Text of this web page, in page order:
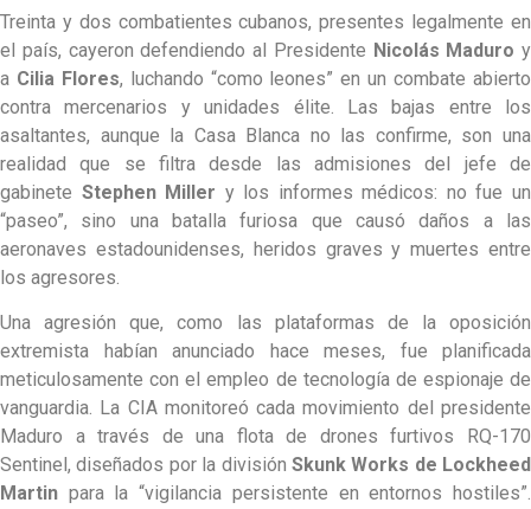
Treinta y dos combatientes cubanos, presentes legalmente en
el país, cayeron defendiendo al Presidente Nicolás Maduro y
a Cilia Flores, luchando “como leones” en un combate abierto
contra mercenarios y unidades élite. Las bajas entre los
asaltantes, aunque la Casa Blanca no las confirme, son una
realidad que se filtra desde las admisiones del jefe de
gabinete Stephen Miller y los informes médicos: no fue un
“paseo”, sino una batalla furiosa que causó daños a las
aeronaves estadounidenses, heridos graves y muertes entre
los agresores.
Una agresión que, como las plataformas de la oposición
extremista habían anunciado hace meses, fue planificada
meticulosamente con el empleo de tecnología de espionaje de
vanguardia. La CIA monitoreó cada movimiento del presidente
Maduro a través de una flota de drones furtivos RQ-170
Sentinel, diseñados por la división Skunk Works de Lockheed
Martin para la “vigilancia persistente en entornos hostiles”.